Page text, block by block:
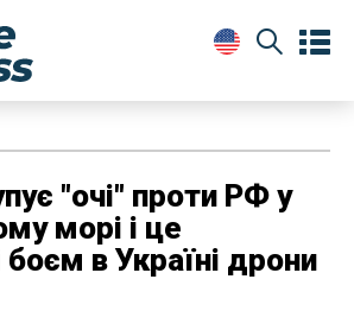
"очі" проти РФ у
морі і це
боєм в Україні дрони